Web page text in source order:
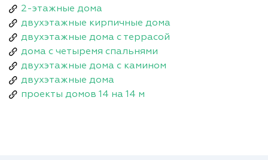
2-этажные дома
двухэтажные кирпичные дома
двухэтажные дома с террасой
дома с четыремя спальнями
двухэтажные дома с камином
двухэтажные дома
проекты домов 14 на 14 м